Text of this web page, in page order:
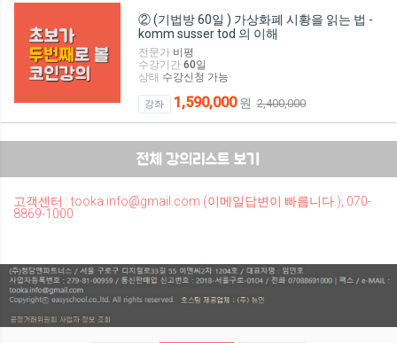
② (기법방 60일 ) 가상화폐 시황을 읽는 법 -
komm susser tod 의 이해
전문가 비평
수강기간 60일
상태 수강신청 가능
강좌 1,590,000원2,400,000
고객센터 : tooka.info@gmail.com (이메일답변이 빠릅니다.), 070-
8869-1000